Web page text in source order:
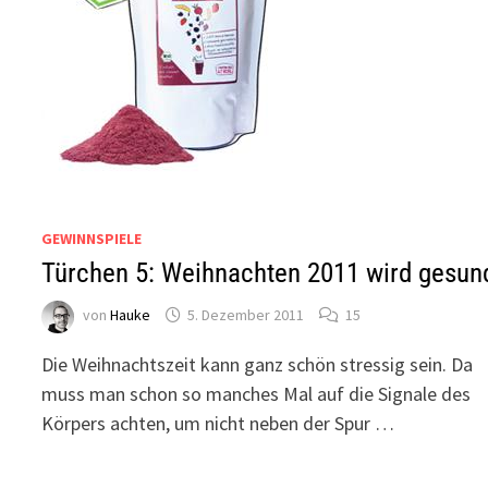
GEWINNSPIELE
Türchen 5: Weihnachten 2011 wird
vonHauke 5. Dezember 2011 15
Die Weihnachtszeit kann ganz schön stressig sein. Da
muss man schon so manches Mal auf die Signale des
Körpers achten, um nicht neben der Spur …